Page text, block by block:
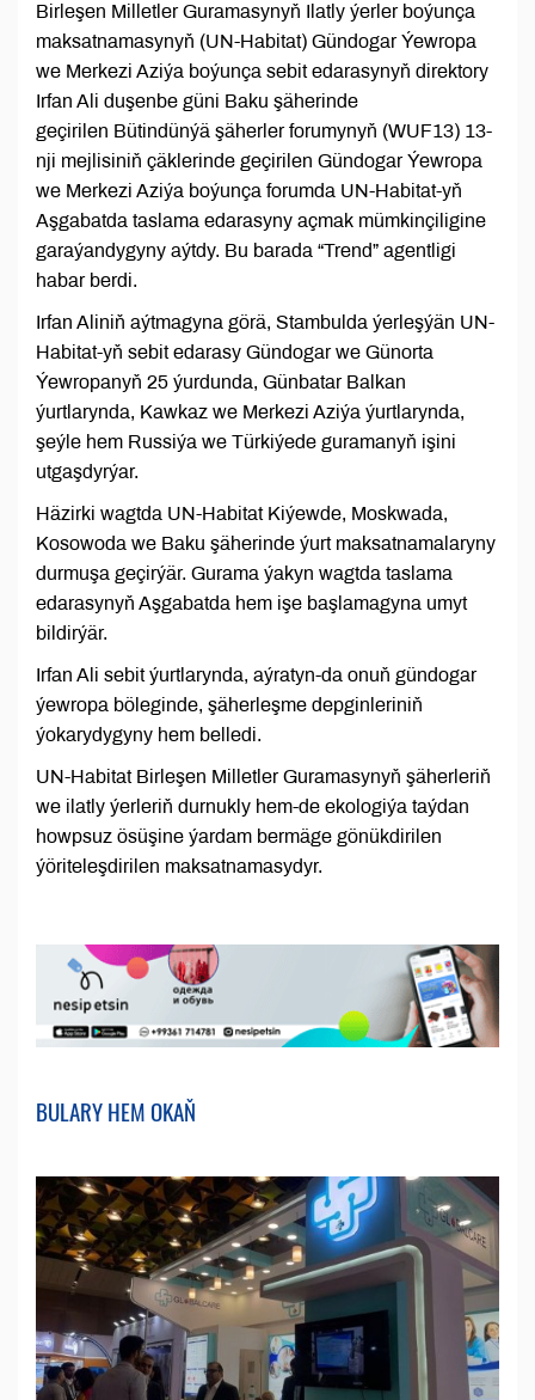
Birleşen Milletler Guramasynyň Ilatly ýerler boýunça
maksatnamasynyň (UN-Habitat) Gündogar Ýewropa
we Merkezi Aziýa boýunça sebit edarasynyň direktory
Irfan Ali duşenbe güni Baku şäherinde
geçirilen Bütindünýä şäherler forumynyň (WUF13) 13-
nji mejlisiniň çäklerinde geçirilen Gündogar Ýewropa
we Merkezi Aziýa boýunça forumda UN-Habitat-yň
Aşgabatda taslama edarasyny açmak mümkinçiligine
garaýandygyny aýtdy. Bu barada “Trend” agentligi
habar berdi.
Irfan Aliniň aýtmagyna görä, Stambulda ýerleşýän UN-
Habitat-yň sebit edarasy Gündogar we Günorta
Ýewropanyň 25 ýurdunda, Günbatar Balkan
ýurtlarynda, Kawkaz we Merkezi Aziýa ýurtlarynda,
şeýle hem Russiýa we Türkiýede guramanyň işini
utgaşdyrýar.
Häzirki wagtda UN-Habitat Kiýewde, Moskwada,
Kosowoda we Baku şäherinde ýurt maksatnamalaryny
durmuşa geçirýär. Gurama ýakyn wagtda taslama
edarasynyň Aşgabatda hem işe başlamagyna umyt
bildirýär.
Irfan Ali sebit ýurtlarynda, aýratyn-da onuň gündogar
ýewropa böleginde, şäherleşme depginleriniň
ýokarydygyny hem belledi.
UN-Habitat Birleşen Milletler Guramasynyň şäherleriň
we ilatly ýerleriň durnukly hem-de ekologiýa taýdan
howpsuz ösüşine ýardam bermäge gönükdirilen
ýöriteleşdirilen maksatnamasydyr.
BULARY HEM OKAŇ